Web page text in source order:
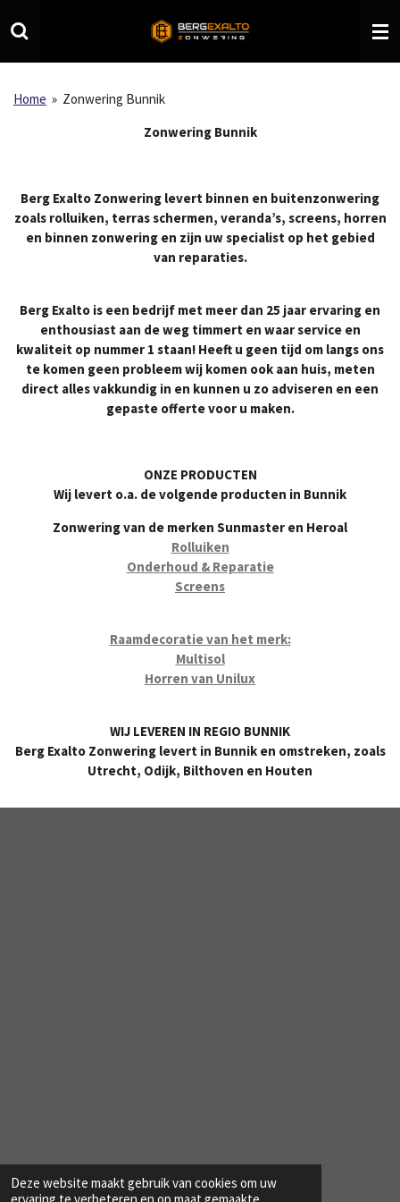
Deze website maakt gebruik van cookies om uw
direct
hoofdinhoud
Home » Zonwering Bunnik
Zonwering Bunnik
Berg Exalto Zonwering levert binnen en buitenzonwering
zoals rolluiken, terras schermen, veranda’s, screens, horren
en binnen zonwering en zijn uw specialist op het gebied
van reparaties.
Berg Exalto is een bedrijf met meer dan 25 jaar ervaring en
enthousiast aan de weg timmert en waar service en
kwaliteit op nummer 1 staan! Heeft u geen tijd om langs ons
te komen geen probleem wij komen ook aan huis, meten
direct alles vakkundig in en kunnen u zo adviseren en een
gepaste offerte voor u maken.
ONZE PRODUCTEN
Wij levert o.a. de volgende producten in Bunnik
Zonwering van de merken Sunmaster en Heroal
Rolluiken
Onderhoud & Reparatie
Screens
Raamdecoratie van het merk:
Multisol
Horren van Unilux
WIJ LEVEREN IN REGIO BUNNIK
Berg Exalto Zonwering levert in Bunnik en omstreken, zoals
Utrecht, Odijk, Bilthoven en Houten
© 2023 - 2026 Www.bergexalto.nl